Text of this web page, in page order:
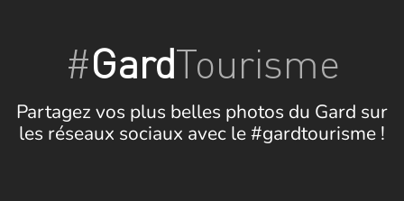
#GardTourisme
Partagez vos plus belles photos du Gard sur
les réseaux sociaux avec le #gardtourisme !